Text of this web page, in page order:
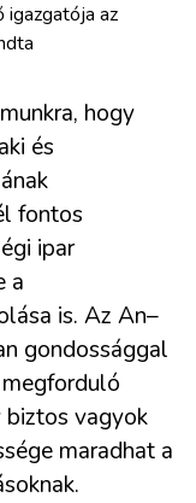
igazgatója az
hogy
és
fontos
ipar
a
is. Az An–
gondossággal
biztos vagyok
maradhat a